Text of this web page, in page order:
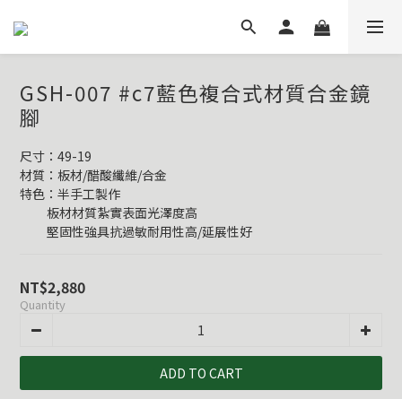
GSH-007 #c7藍色複合式材質合金鏡
腳
尺寸：49-19
材質：板材/醋酸纖維/合金
特色：半手工製作
          板材材質紮實表面光澤度高
          堅固性強具抗過敏耐用性高/延展性好
NT$2,880
Quantity
ADD TO CART